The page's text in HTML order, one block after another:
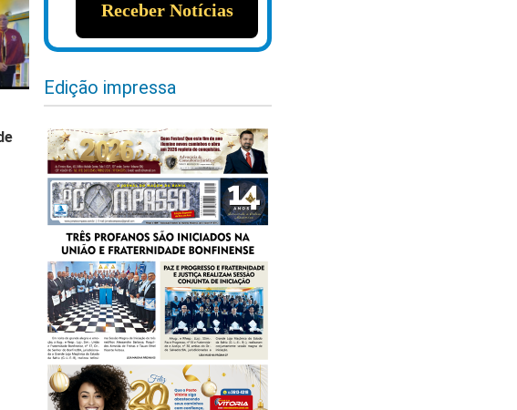
Edição impressa